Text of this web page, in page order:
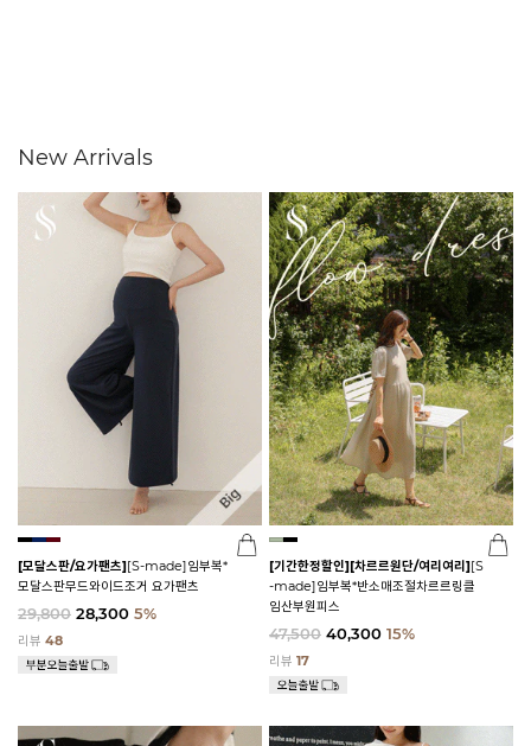
New Arrivals
[모달스판/요가팬츠][S-made]임부복*
모달스판무드와이드조거 요가팬츠
29,800 28,300 5%
리뷰 48
[기간한정할인][차르르원단/여리여리][S
-made]임부복*반소매조절차르르링클
임산부원피스
47,500 40,300 15%
리뷰 17